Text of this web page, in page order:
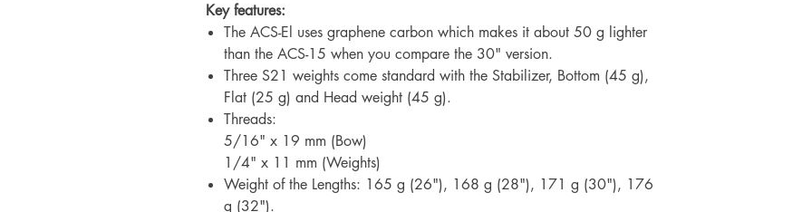
Key features:
The ACS-El uses graphene carbon which makes it about 50 g lighter
than the ACS-15 when you compare the 30" version.
Three S21 weights come standard with the Stabilizer, Bottom (45 g),
Flat (25 g) and Head weight (45 g).
Threads:
5/16" x 19 mm (Bow)
1/4" x 11 mm (Weights)
Weight of the Lengths: 165 g (26"), 168 g (28"), 171 g (30"), 176
g (32").